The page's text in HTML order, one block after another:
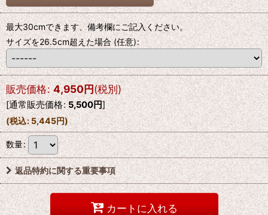
最大30cmできます、備考欄にご記入ください。
サイズを26.5cm超えた場合(任意):
販売価格: 4,950円(税別)
[通常販売価格: 5,500円]
(税込:5,445円)
数量:
返品特約に関する重要事項
カートに入れる